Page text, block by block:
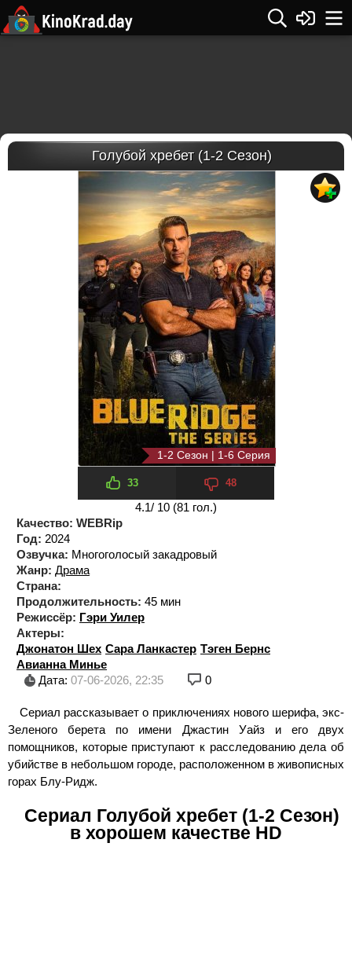
Голубой хребет (1-2 Сезон)
1 сезон 6 серия
1-2 Сезон | 1-6 Серия
33 48
4.1/ 10 (81 гол.)
Качество: WEBRip
Год: 2024
Озвучка: Многоголосый закадровый
Жанр: Драма
Страна:
Продолжительность: 45 мин
Режиссёр: Гэри Уилер
Актеры:
Джонатон Шех Сара Ланкастер Тэген Бернс
Авианна Минье
Дата: 07-06-2026, 22:35 0
Сериал рассказывает о приключениях нового шерифа, экс-
Зеленого берета по имени Джастин Уайз и его двух
помощников, которые приступают к расследованию дела об
убийстве в небольшом городе, расположенном в живописных
горах Блу-Ридж.
Сериал Голубой хребет (1-2 Сезон)
в хорошем качестве HD